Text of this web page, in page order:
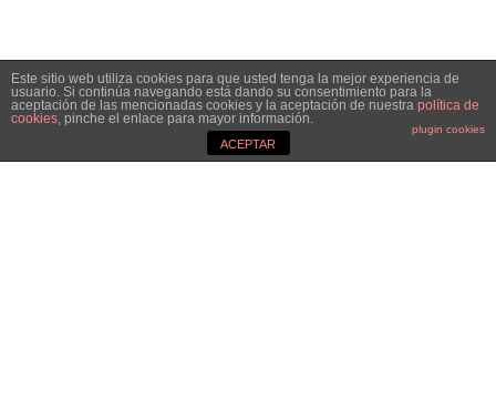
Este sitio web utiliza cookies para que usted tenga la mejor experiencia de
usuario. Si continúa navegando está dando su consentimiento para la
aceptación de las mencionadas cookies y la aceptación de nuestra política de
cookies, pinche el enlace para mayor información.
plugin cookies
ACEPTAR